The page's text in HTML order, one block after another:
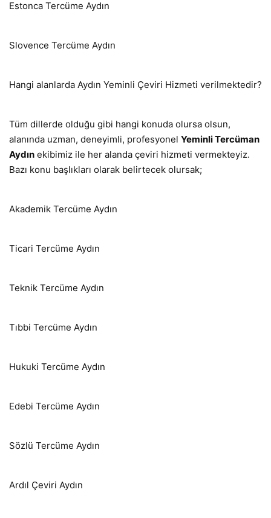
Estonca Tercüme Aydın
Slovence Tercüme Aydın
Hangi alanlarda Aydın Yeminli Çeviri Hizmeti verilmektedir?
Tüm dillerde olduğu gibi hangi konuda olursa olsun,
alanında uzman, deneyimli, profesyonel Yeminli Tercüman
Aydın ekibimiz ile her alanda çeviri hizmeti vermekteyiz.
Bazı konu başlıkları olarak belirtecek olursak;
Akademik Tercüme Aydın
Ticari Tercüme Aydın
Teknik Tercüme Aydın
Tıbbi Tercüme Aydın
Hukuki Tercüme Aydın
Edebi Tercüme Aydın
Sözlü Tercüme Aydın
Ardıl Çeviri Aydın